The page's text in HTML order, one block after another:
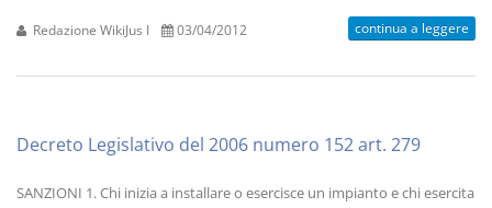
Redazione WikiJus I 03/04/2012 continua a leggere
Decreto Legislativo del 2006 numero 152 art. 279
SANZIONI 1. Chi inizia a installare o esercisce un impianto e chi esercita